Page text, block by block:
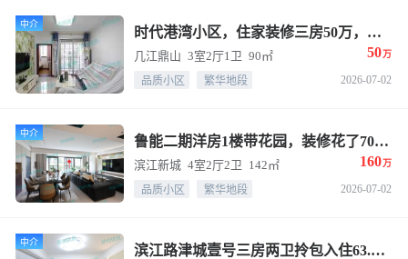
中介
时代港湾小区，住家装修三房50万，停车50块月
几江鼎山 3室2厅1卫 90㎡ 50万
品质小区 繁华地段 2026-07-02
中介
鲁能二期洋房1楼带花园，装修花了70多万，四房双卫横厅
滨江新城 4室2厅2卫 142㎡ 160万
品质小区 繁华地段 2026-07-02
中介
滨江路津城壹号三房两卫拎包入住63.8万
长按二维码，识别添加联系TA